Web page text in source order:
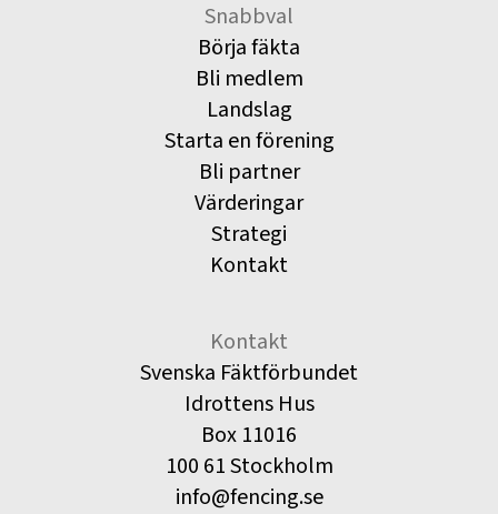
Snabbval
Börja fäkta
Bli medlem
Landslag
Starta en förening
Bli partner
Värderingar
Strategi
Kontakt
Kontakt
Svenska Fäktförbundet
Idrottens Hus
Box 11016
100 61 Stockholm
info@fencing.se